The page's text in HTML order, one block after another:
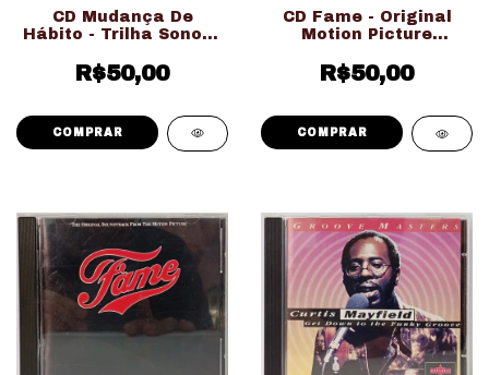
CD Mudança De
Hábito - Trilha Sonora
Nacional)
R$50,00
CD Fame - Original
Motion Picture
Novo (Usado Ed.
Nacional)
R$50,00